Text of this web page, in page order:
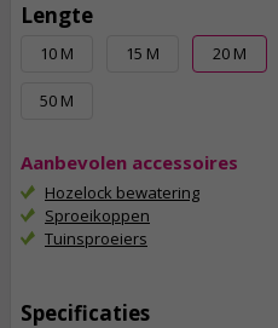
Lengte
10 M 15 M 20 M
50 M
Aanbevolen accessoires
Hozelock bewatering
Sproeikoppen
Tuinsproeiers
Specificaties